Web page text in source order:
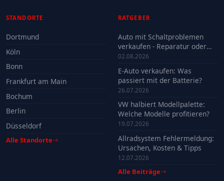
STANDORTE
Dortmund
Köln
Bonn
Frankfurt am Main
Bochum
Berlin
Düsseldorf
Alle Standorte
RATGEBER
Auto mit Schaltproblemen
verkaufen - Reparatur oder
Verkauf?
02.08.2026
E-Auto verkaufen: Was
passiert mit der Batterie?
26.07.2026
VW halbiert Modellpalette:
Welche Modelle profitieren?
19.07.2026
Allradsystem Fehlermeldung:
Ursachen, Kosten & Tipps
12.07.2026
Alle Beiträge